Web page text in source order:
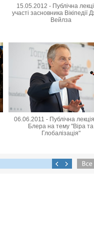
15.05.2012 - Публічна
участі засновника Вікіпедії
Вейлза
06.06.2011 - Публічна
Блера на тему "Віра та
Глобалізація"